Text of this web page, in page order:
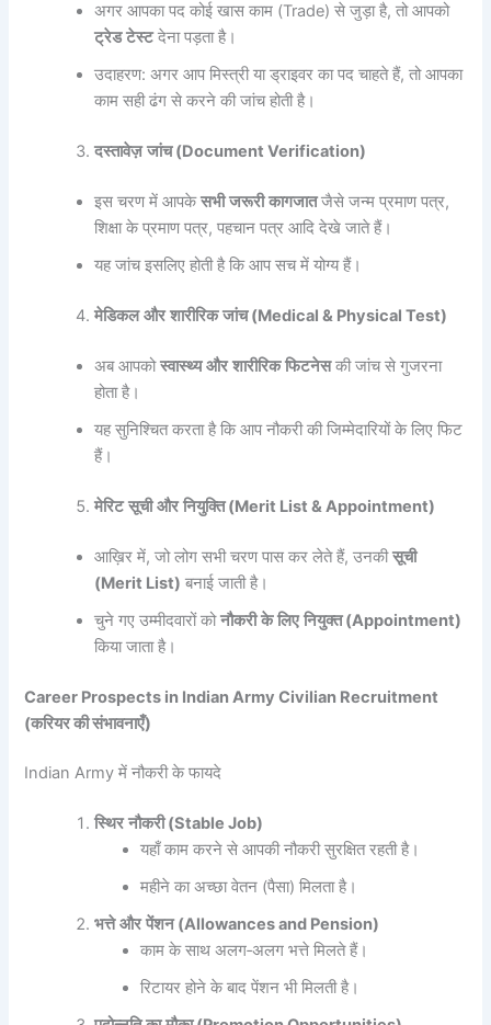
अगर आपका पद कोई खास काम (Trade) से जुड़ा है, तो आपको
ट्रेड टेस्टदेना पड़ता है।
उदाहरण: अगर आप मिस्त्री या ड्राइवर का पद चाहते हैं, तो आपका
काम सही ढंग से करने की जांच होती है।
दस्तावेज़ जांच(Document Verification)
इस चरण में आपकेसभी जरूरी कागजातजैसे जन्म प्रमाण पत्र,
शिक्षा के प्रमाण पत्र, पहचान पत्र आदि देखे जाते हैं।
यह जांच इसलिए होती है कि आप सच में योग्य हैं।
मेडिकल और शारीरिक जांच(Medical & Physical Test)
अब आपकोस्वास्थ्य और शारीरिक फिटनेसकी जांच से गुजरना
होता है।
यह सुनिश्चित करता है कि आप नौकरी की जिम्मेदारियों के लिए फिट
हैं।
मेरिट सूची और नियुक्ति(Merit List & Appointment)
आख़िर में, जो लोग सभी चरण पास कर लेते हैं, उनकीसूची
(Merit List) बनाई जाती है।
चुने गए उम्मीदवारों कोनौकरी के लिए नियुक्त(Appointment)
किया जाता है।
Career Prospects in Indian Army Civilian Recruitment
(करियर की संभावनाएँ)
Indian Army में नौकरी के फायदे
स्थिर नौकरी(Stable Job)
यहाँ काम करने से आपकी नौकरी सुरक्षित रहती है।
महीने का अच्छा वेतन (पैसा) मिलता है।
भत्ते और पेंशन(Allowances and Pension)
काम के साथ अलग‑अलग भत्ते मिलते हैं।
रिटायर होने के बाद पेंशन भी मिलती है।